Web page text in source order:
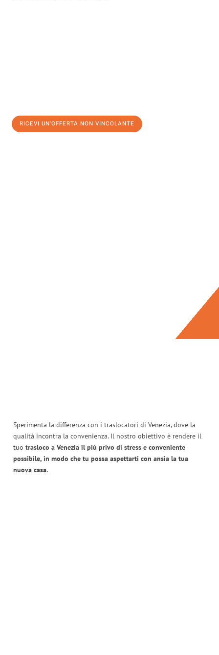
RICEVI UN'OFFERTA NON VINCOLANTE
Sperimenta la differenza con i traslocatori di Venezia, dove la
qualità incontra la convenienza. Il nostro obiettivo è rendere il
tuo trasloco a Venezia il più privo di stress e conveniente
possibile, in modo che tu possa aspettarti con ansia la tua
nuova casa.